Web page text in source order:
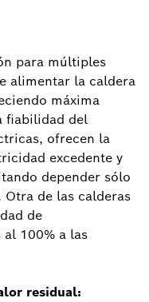
para múltiples
alimentar la caldera
máxima
fiabilidad del
ofrecen la
excedente y
depender sólo
de las calderas
de
100% a las
residual: